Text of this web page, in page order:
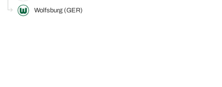
Wolfsburg (GER)